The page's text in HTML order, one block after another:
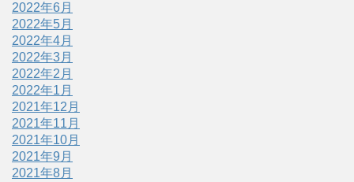
2022年6月
2022年5月
2022年4月
2022年3月
2022年2月
2022年1月
2021年12月
2021年11月
2021年10月
2021年9月
2021年8月